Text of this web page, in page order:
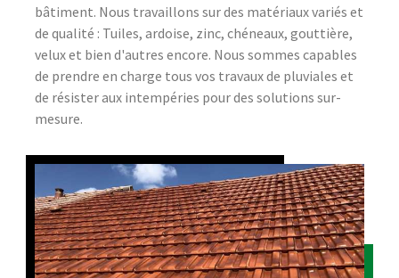
bâtiment. Nous travaillons sur des matériaux variés et
de qualité : Tuiles, ardoise, zinc, chéneaux, gouttière,
velux et bien d'autres encore. Nous sommes capables
de prendre en charge tous vos travaux de pluviales et
de résister aux intempéries pour des solutions sur-
mesure.